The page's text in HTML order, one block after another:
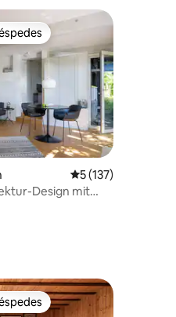
reseñas
preferido
Calificación
5 (137)
Design mit
preferido